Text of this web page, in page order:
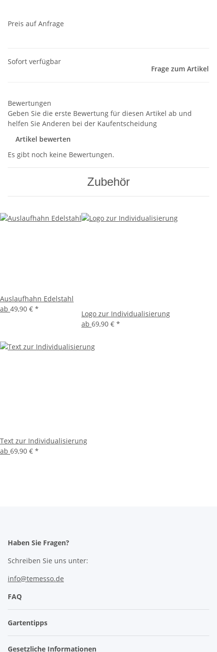
Preis auf Anfrage
Sofort verfügbar
Frage zum Artikel
Bewertungen
Geben Sie die erste Bewertung für diesen Artikel ab und
helfen Sie Anderen bei der Kaufentscheidung
Artikel bewerten
Es gibt noch keine Bewertungen.
Zubehör
Auslaufhahn Edelstahl
ab 49,90 € *
Logo zur Individualisierung
ab 69,90 € *
Text zur Individualisierung
ab 69,90 € *
Haben Sie Fragen?
Schreiben Sie uns unter:
info@temesso.de
FAQ
Gartentipps
Gesetzliche Informationen